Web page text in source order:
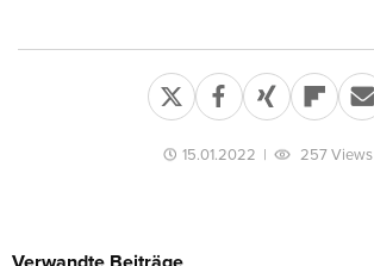
15.01.2022 | 257 Views